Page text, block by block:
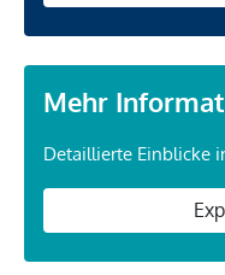
Mehr
Detaillierte Einblicke